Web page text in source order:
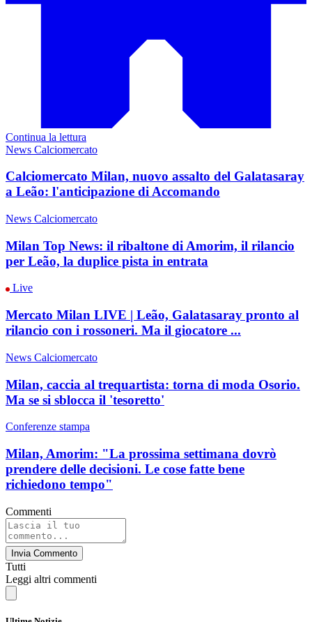
Continua la lettura
News Calciomercato
Calciomercato Milan, nuovo assalto del Galatasaray
a Leão: l'anticipazione di Accomando
News Calciomercato
Milan Top News: il ribaltone di Amorim, il rilancio
per Leão, la duplice pista in entrata
Live
Mercato Milan LIVE | Leão, Galatasaray pronto al
rilancio con i rossoneri. Ma il giocatore ...
News Calciomercato
Milan, caccia al trequartista: torna di moda Osorio.
Ma se si sblocca il 'tesoretto'
Conferenze stampa
Milan, Amorim: "La prossima settimana dovrò
prendere delle decisioni. Le cose fatte bene
richiedono tempo"
Commenti
Invia Commento
Tutti
Leggi altri commenti